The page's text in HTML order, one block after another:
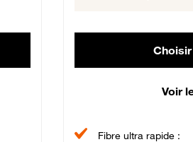
Voir
Fibre ultra rapide :